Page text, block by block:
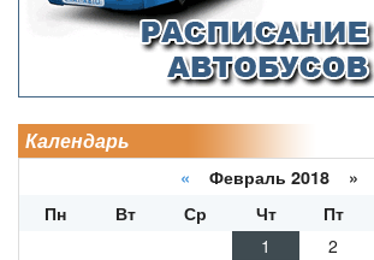
Календарь
« Февраль 2018 »
Пн
Вт Ср Чт Пт
1
2